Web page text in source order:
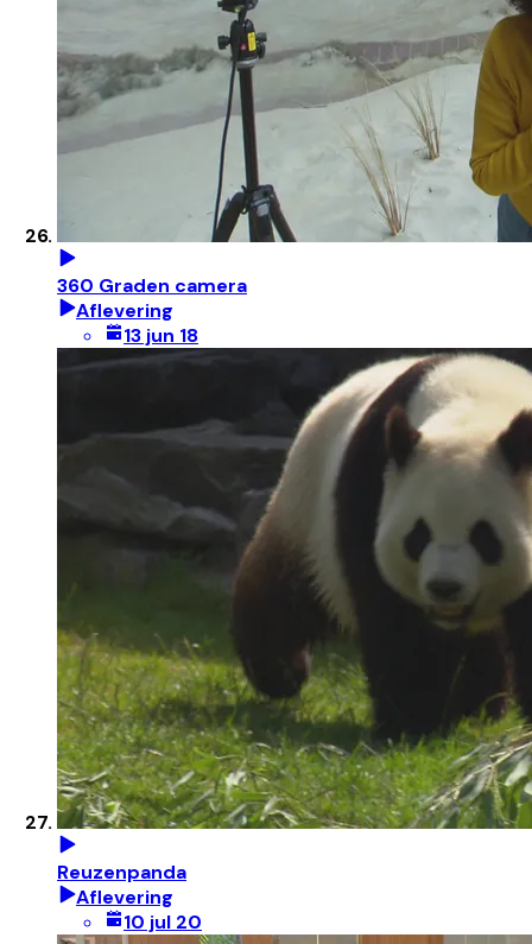
360 Graden camera
Aflevering
13 jun 18
Reuzenpanda
Aflevering
10 jul 20